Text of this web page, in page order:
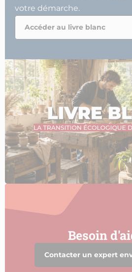
votre démarche.
Accéder au livre blanc
Besoin
Contacter un expert